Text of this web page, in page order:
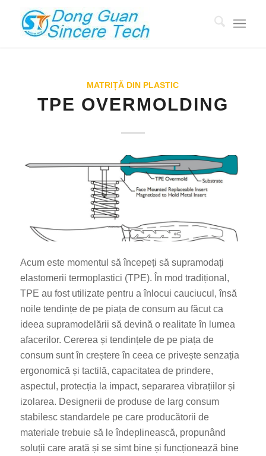
MATRIȚĂ DIN PLASTIC
TPE OVERMOLDING
Acum este momentul să începeți să supramodați
elastomerii termoplastici (TPE). În mod tradițional,
TPE au fost utilizate pentru a înlocui cauciucul, însă
noile tendințe de pe piața de consum au făcut ca
ideea supramodelării să devină o realitate în lumea
afacerilor. Cererea și tendințele de pe piața de
consum sunt în creștere în ceea ce privește senzația
ergonomică și tactilă, capacitatea de prindere,
aspectul, protecția la impact, separarea vibrațiilor și
izolarea. Designerii de produse de larg consum
stabilesc standardele pe care producătorii de
materiale trebuie să le îndeplinească, propunând
soluții care arată și se simt bine și funcționează bine